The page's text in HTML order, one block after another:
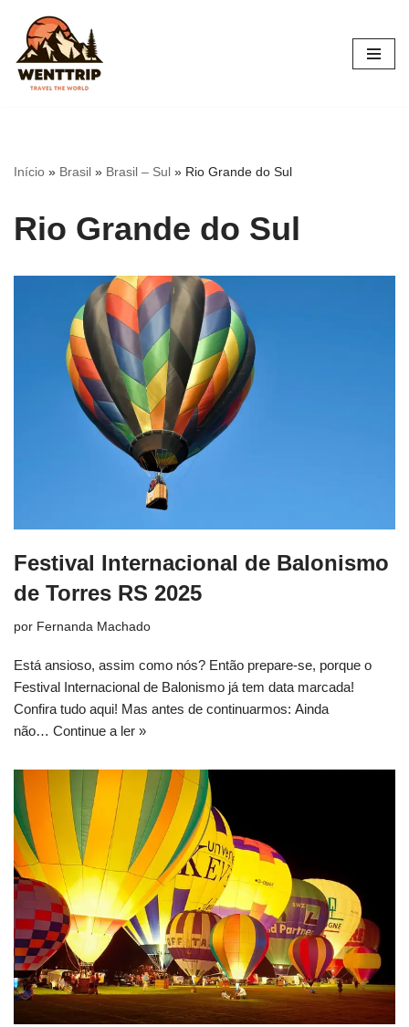
Pular
para
Início » Brasil » Brasil – Sul » Rio Grande do Sul
Rio Grande do Sul
Festival Internacional de Balonismo
de Torres RS 2025
por Fernanda Machado
Está ansioso, assim como nós? Então prepare-se, porque o
Festival Internacional de Balonismo já tem data marcada!
Confira tudo aqui! Mas antes de continuarmos: Ainda
não… Continue a ler »